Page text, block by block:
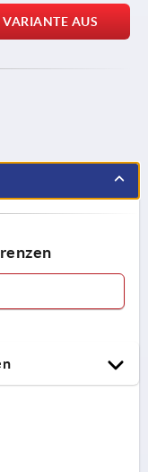
VARIANTE AUS